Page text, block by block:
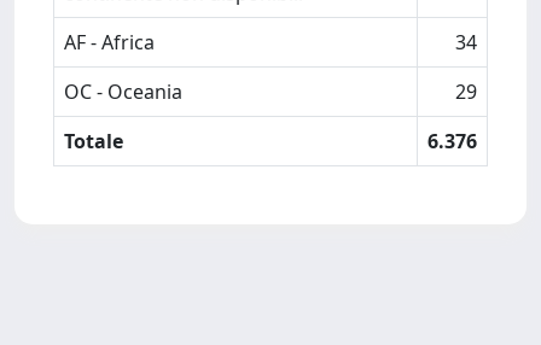
AF - Africa
34
OC - Oceania
29
Totale
6.376